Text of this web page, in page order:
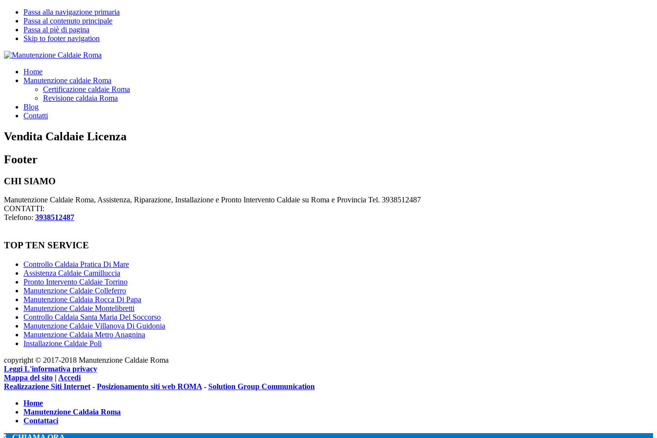
Passa alla navigazione primaria
Passa al contenuto principale
Passa al piè di pagina
Skip to footer navigation
Manutenzione Caldaie Roma
Pronto Intervento Caldaie Roma
Home
Manutenzione caldaie Roma
Certificazione caldaie Roma
Revisione caldaia Roma
Blog
Contatti
Vendita Caldaie Licenza
Footer
CHI SIAMO
Manutenzione Caldaie Roma, Assistenza, Riparazione, Installazione e Pronto Intervento Caldaie su Roma e Provincia Tel. 3938512487
CONTATTI:
Telefono: 3938512487
TOP TEN SERVICE
Controllo Caldaia Pratica Di Mare
Assistenza Caldaie Camilluccia
Pronto Intervento Caldaie Torrino
Manutenzione Caldaie Colleferro
Manutenzione Caldaia Rocca Di Papa
Manutenzione Caldaie Montelibretti
Controllo Caldaia Santa Maria Del Soccorso
Manutenzione Caldaie Villanova Di Guidonia
Manutenzione Caldaia Metro Anagnina
Installazione Caldaie Poli
copyright © 2017-2018 Manutenzione Caldaie Roma
Leggi L'informativa privacy
Mappa del sito | Accedi
Realizzazione Siti Internet - Posizionamento siti web ROMA - Solution Group Communication
Home
Manutenzione Caldaia Roma
Contattaci